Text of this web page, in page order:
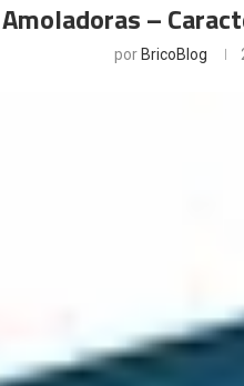
Amoladoras –
porBricoBlog